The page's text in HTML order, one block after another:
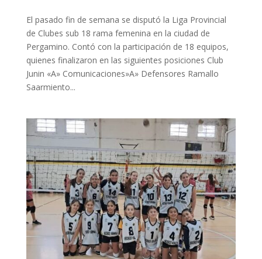
El pasado fin de semana se disputó la Liga Provincial
de Clubes sub 18 rama femenina en la ciudad de
Pergamino. Contó con la participación de 18 equipos,
quienes finalizaron en las siguientes posiciones Club
Junin «A» Comunicaciones»A» Defensores Ramallo
Saarmiento...